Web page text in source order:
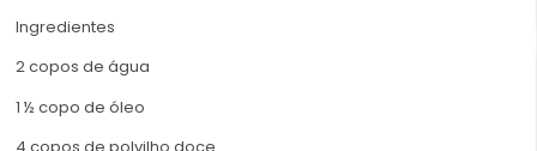
Ingredientes
2 copos de água
1 ½ copo de óleo